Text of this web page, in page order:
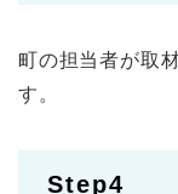
町の担当者が取
す。
Step4